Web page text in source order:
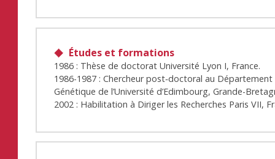
Études et formations
1986 : Thèse de doctorat Université Lyon I, France.
1986-1987 : Chercheur post‐doctoral au
Génétique de l’Université d’Edimbourg, Grande-
2002 : Habilitation à Diriger les Recherches Paris VII,